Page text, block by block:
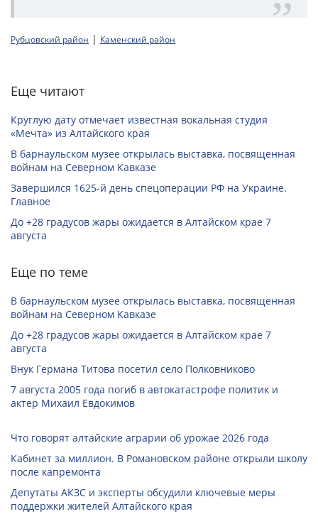
Рубцовский район | Каменский район
Еще читают
Круглую дату отмечает известная вокальная студия
«Мечта» из Алтайского края
В барнаульском музее открылась выставка, посвященная
войнам на Северном Кавказе
Завершился 1625-й день спецоперации РФ на Украине.
Главное
До +28 градусов жары ожидается в Алтайском крае 7
августа
Еще по теме
В барнаульском музее открылась выставка, посвященная
войнам на Северном Кавказе
До +28 градусов жары ожидается в Алтайском крае 7
августа
Внук Германа Титова посетил село Полковниково
7 августа 2005 года погиб в автокатастрофе политик и
актер Михаил Евдокимов
Что говорят алтайские аграрии об урожае 2026 года
Кабинет за миллион. В Романовском районе открыли школу
после капремонта
Депутаты АКЗС и эксперты обсудили ключевые меры
поддержки жителей Алтайского края